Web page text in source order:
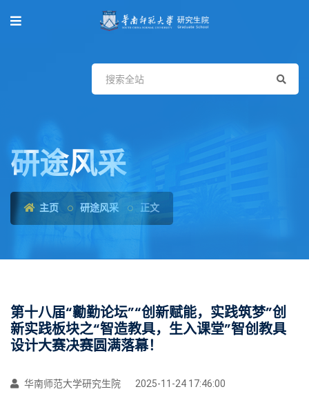
研途风采
主页 研途风采 正文
第十八届“勷勤论坛”“创新赋能，实践筑梦”创
新实践板块之“智造教具，生入课堂”智创教具
设计大赛决赛圆满落幕！
华南师范大学研究生院 2025-11-24 17:46:00